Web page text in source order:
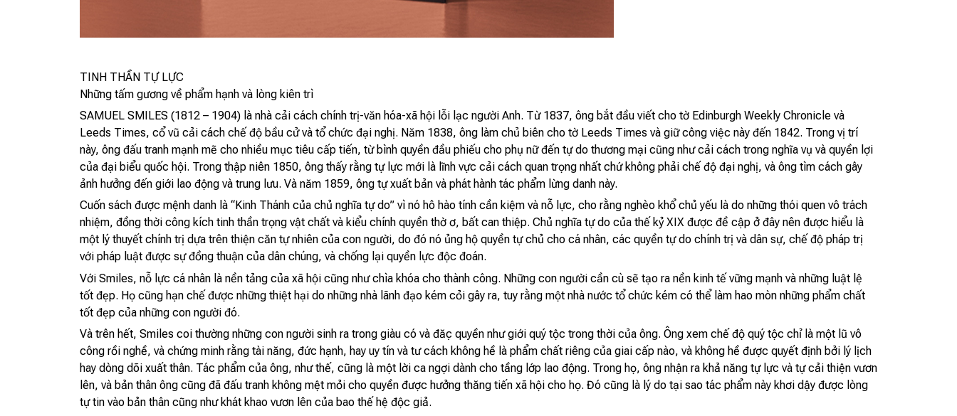
TINH THẦN TỰ LỰC
Những tấm gương về phẩm hạnh và lòng kiên trì
SAMUEL SMILES (1812 – 1904) là nhà cải cách chính trị-văn hóa-xã hội lỗi lạc người Anh. Từ 1837, ông bắt đầu viết cho tờ Edinburgh Weekly Chronicle và
Leeds Times, cổ vũ cải cách chế độ bầu cử và tổ chức đại nghị. Năm 1838, ông làm chủ biên cho tờ Leeds Times và giữ công việc này đến 1842. Trong vị trí
này, ông đấu tranh mạnh mẽ cho nhiều mục tiêu cấp tiến, từ bình quyền đầu phiếu cho phụ nữ đến tự do thương mại cũng như cải cách trong nghĩa vụ và quyền lợi
của đại biểu quốc hội. Trong thập niên 1850, ông thấy rằng tự lực mới là lĩnh vực cải cách quan trọng nhất chứ không phải chế độ đại nghị, và ông tìm cách gây
ảnh hưởng đến giới lao động và trung lưu. Và năm 1859, ông tự xuất bản và phát hành tác phẩm lừng danh này.
Cuốn sách được mệnh danh là “Kinh Thánh của chủ nghĩa tự do” vì nó hô hào tính cần kiệm và nỗ lực, cho rằng nghèo khổ chủ yếu là do những thói quen vô trách
nhiệm, đồng thời công kích tinh thần trọng vật chất và kiểu chính quyền thờ ơ, bất can thiệp. Chủ nghĩa tự do của thế kỷ XIX được đề cập ở đây nên được hiểu là
một lý thuyết chính trị dựa trên thiện căn tự nhiên của con người, do đó nó ủng hộ quyền tự chủ cho cá nhân, các quyền tự do chính trị và dân sự, chế độ pháp trị
với pháp luật được sự đồng thuận của dân chúng, và chống lại quyền lực độc đoán.
Với Smiles, nỗ lực cá nhân là nền tảng của xã hội cũng như chìa khóa cho thành công. Những con người cần cù sẽ tạo ra nền kinh tế vững mạnh và những luật lệ
tốt đẹp. Họ cũng hạn chế được những thiệt hại do những nhà lãnh đạo kém cỏi gây ra, tuy rằng một nhà nước tổ chức kém có thể làm hao mòn những phẩm chất
tốt đẹp của những con người đó.
Và trên hết, Smiles coi thường những con người sinh ra trong giàu có và đặc quyền như giới quý tộc trong thời của ông. Ông xem chế độ quý tộc chỉ là một lũ vô
công rồi nghề, và chứng minh rằng tài năng, đức hạnh, hay uy tín và tư cách không hề là phẩm chất riêng của giai cấp nào, và không hề được quyết định bởi lý lịch
hay dòng dõi xuất thân. Tác phẩm của ông, như thế, cũng là một lời ca ngợi dành cho tầng lớp lao động. Trong họ, ông nhận ra khả năng tự lực và tự cải thiện vươn
lên, và bản thân ông cũng đã đấu tranh không mệt mỏi cho quyền được hưởng thăng tiến xã hội cho họ. Đó cũng là lý do tại sao tác phẩm này khơi dậy được lòng
tự tin vào bản thân cũng như khát khao vươn lên của bao thế hệ độc giả.